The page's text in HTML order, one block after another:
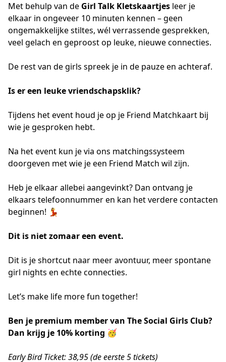
Met behulp van de Girl Talk Kletskaartjes leer je
elkaar in ongeveer 10 minuten kennen – geen
ongemakkelijke stiltes, wél verrassende gesprekken,
veel gelach en geproost op leuke, nieuwe connecties.
De rest van de girls spreek je in de pauze en achteraf.
Is er een leuke vriendschapsklik?
Tijdens het event houd je op je Friend Matchkaart bij
wie je gesproken hebt.
Na het event kun je via ons matchingssysteem
doorgeven met wie je een Friend Match wil zijn.
Heb je elkaar allebei aangevinkt? Dan ontvang je
elkaars telefoonnummer en kan het verdere contacten
beginnen! 💃
Dit is niet zomaar een event.
Dit is je shortcut naar meer avontuur, meer spontane
girl nights en echte connecties.
Let’s make life more fun together!
Ben je premium member van The Social Girls Club?
Dan krijg je 10% korting 🥳
Early Bird Ticket: 38,95 (de eerste 5 tickets)